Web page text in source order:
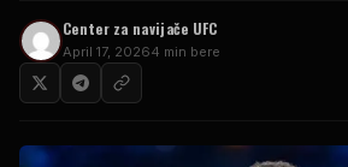
Center za navijače UFC
April 17, 20264 min bere